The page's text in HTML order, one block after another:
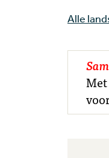
Alle